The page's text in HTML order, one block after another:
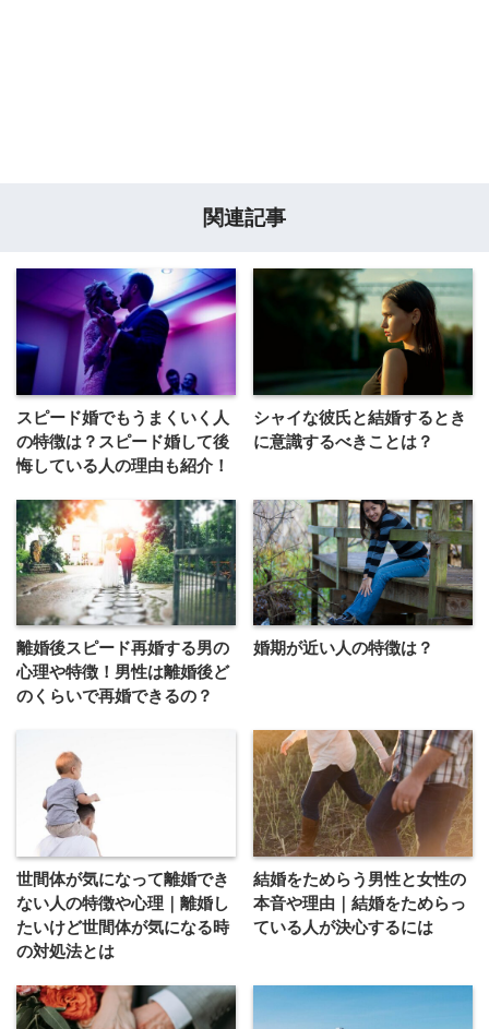
関連記事
スピード婚でもうまくいく人
の特徴は？スピード婚して後
悔している人の理由も紹介！
シャイな彼氏と結婚するとき
に意識するべきことは？
離婚後スピード再婚する男の
心理や特徴！男性は離婚後ど
のくらいで再婚できるの？
婚期が近い人の特徴は？
世間体が気になって離婚でき
ない人の特徴や心理｜離婚し
たいけど世間体が気になる時
の対処法とは
結婚をためらう男性と女性の
本音や理由｜結婚をためらっ
ている人が決心するには